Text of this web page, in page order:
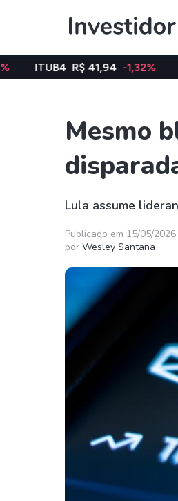
Assuntos do
Índice
Ibovespa
Taesa
Itausa
Ambev
Weg
R$ 41,94 -1,32% PETR4
Mesmo
Lula assume
Publicado em 15/05/
por Wesley Santana